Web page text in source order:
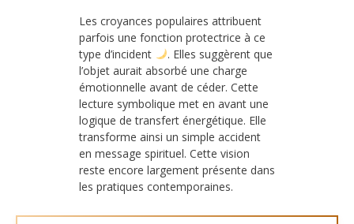
Les croyances populaires attribuent
parfois une fonction protectrice à ce
type d’incident
. Elles suggèrent que
l’objet aurait absorbé une charge
émotionnelle avant de céder. Cette
lecture symbolique met en avant une
logique de transfert énergétique. Elle
transforme ainsi un simple accident
en message spirituel. Cette vision
reste encore largement présente dans
les pratiques contemporaines.